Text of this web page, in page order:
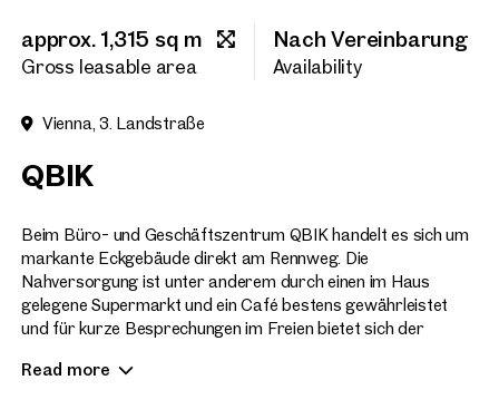
approx. 1,315 sq m
Gross leasable area
Nach Vereinbarung
Availability
Vienna, 3. Landstraße
QBIK
Beim Büro- und Geschäftszentrum QBIK handelt es sich um
markante Eckgebäude direkt am Rennweg. Die
Nahversorgung ist unter anderem durch einen im Haus
gelegene Supermarkt und ein Café bestens gewährleistet
und für kurze Besprechungen im Freien bietet sich der
In der hauseigenen Tiefgarage stehen ausreichend
Read more
Last name
Phone number
Callback Service
I have read and agree to